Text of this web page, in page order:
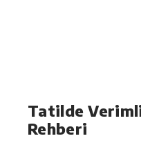
Tatilde
Rehberi